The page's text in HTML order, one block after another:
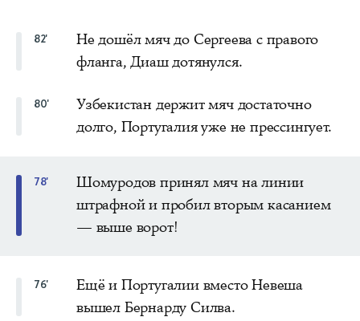
82'
Не дошёл мяч до Сергеева с правого
фланга, Диаш дотянулся.
80'
Узбекистан держит мяч достаточно
долго, Португалия уже не прессингует.
78'
Шомуродов принял мяч на линии
штрафной и пробил вторым касанием
— выше ворот!
76'
Ещё и Португалии вместо Невеша
вышел Бернарду Силва.